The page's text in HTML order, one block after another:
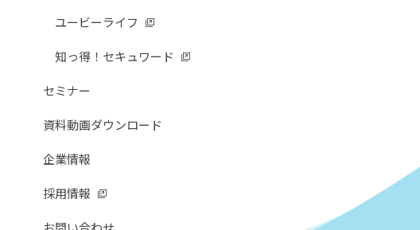
ユービーライフ
知っ得！セキュワード
セミナー
資料動画ダウンロード
企業情報
採用情報